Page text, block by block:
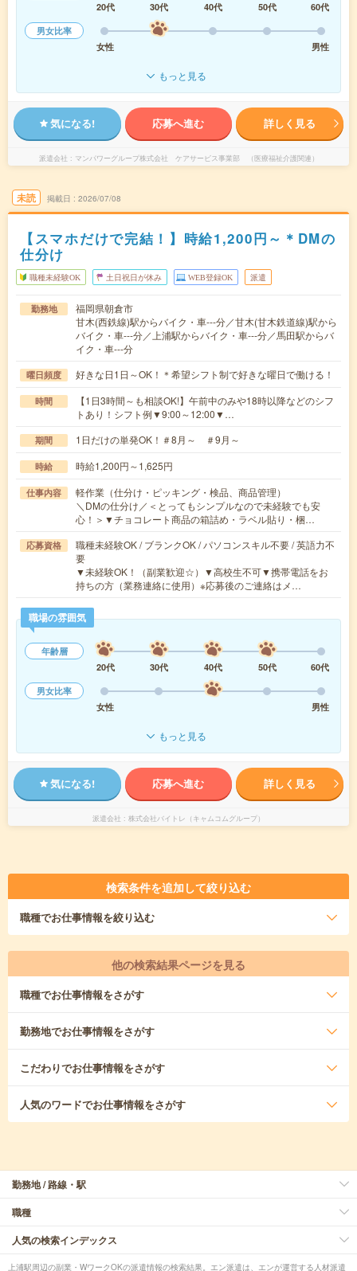
20代
30代 40代 50代
60代
男女比率
女性
男性
もっと見る
気になる! 応募へ進む 詳しく見る
派遣会社 マンパワーグループ株式会社 ケアサービス事業部 （医療福祉介護関連）
未読 掲載日 2026/07/08
【スマホだけで完結！】時給1,200円～＊DMの
仕分け
職種未経験OK 土日祝日が休み WEB登録OK 派遣
勤務地
福岡県朝倉市
甘木(西鉄線)駅からバイク・車---分／甘木(甘木鉄道線)駅から
バイク・車---分／上浦駅からバイク・車---分／馬田駅からバ
イク・車---分
曜日頻度 好きな日1日～OK！＊希望シフト制で好きな曜日で働ける！
時間
【1日3時間～も相談OK!】午前中のみや18時以降などのシフ
トあり！シフト例▼9:00～12:00▼…
期間 1日だけの単発OK！＃8月～ ＃9月～
時給 時給1,200円～1,625円
仕事内容
軽作業（仕分け・ピッキング・検品、商品管理）
＼DMの仕分け／＜とってもシンプルなので未経験でも安
心！＞▼チョコレート商品の箱詰め・ラベル貼り・梱…
応募資格
職種未経験OK / ブランクOK / パソコンスキル不要 / 英語力不
要
▼未経験OK！（副業歓迎☆）▼高校生不可▼携帯電話をお
持ちの方（業務連絡に使用）※応募後のご連絡はメ…
職場の雰囲気
年齢層
20代
30代 40代 50代
60代
男女比率
女性
男性
もっと見る
気になる! 応募へ進む 詳しく見る
派遣会社 株式会社バイトレ（キャムコムグループ）
検索条件を追加して絞り込む
職種でお仕事情報を絞り込む
他の検索結果ページを見る
職種でお仕事情報をさがす
勤務地でお仕事情報をさがす
こだわりでお仕事情報をさがす
人気のワードでお仕事情報をさがす
勤務地 / 路線・駅
職種
人気の検索インデックス
上浦駅周辺の副業・WワークOKの派遣情報の検索結果。エン派遣は、エンが運営する人材派遣